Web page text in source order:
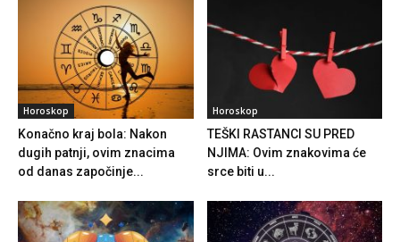
Horoskop
Konačno kraj bola: Nakon
dugih patnji, ovim znacima
od danas započinje...
Horoskop
TEŠKI RASTANCI SU PRED
NJIMA: Ovim znakovima će
srce biti u...